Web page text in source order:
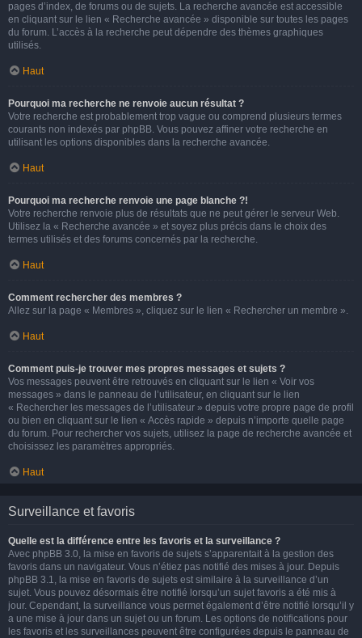
pages d’index, de forums ou de sujets. La recherche avancée est accessible
en cliquant sur le lien « Recherche avancée » disponible sur toutes les pages
du forum. L’accès à la recherche peut dépendre des thèmes graphiques
utilisés.
Haut
Pourquoi ma recherche ne renvoie aucun résultat ?
Votre recherche est probablement trop vague ou comprend plusieurs termes
courants non indexés par phpBB. Vous pouvez affiner votre recherche en
utilisant les options disponibles dans la recherche avancée.
Haut
Pourquoi ma recherche renvoie une page blanche ?!
Votre recherche renvoie plus de résultats que ne peut gérer le serveur Web.
Utilisez la « Recherche avancée » et soyez plus précis dans le choix des
termes utilisés et des forums concernés par la recherche.
Haut
Comment rechercher des membres ?
Allez sur la page « Membres », cliquez sur le lien « Rechercher un membre ».
Haut
Comment puis-je trouver mes propres messages et sujets ?
Vos messages peuvent être retrouvés en cliquant sur le lien « Voir vos
messages » dans le panneau de l’utilisateur, en cliquant sur le lien
« Rechercher les messages de l’utilisateur » depuis votre propre page de profil
ou bien en cliquant sur le lien « Accès rapide » depuis n’importe quelle page
du forum. Pour rechercher vos sujets, utilisez la page de recherche avancée et
choisissez les paramètres appropriés.
Haut
Surveillance et favoris
Quelle est la différence entre les favoris et la surveillance ?
Avec phpBB 3.0, la mise en favoris de sujets s’apparentait à la gestion des
favoris dans un navigateur. Vous n’étiez pas notifié des mises à jour. Depuis
phpBB 3.1, la mise en favoris de sujets est similaire à la surveillance d’un
sujet. Vous pouvez désormais être notifié lorsqu’un sujet favoris a été mis à
jour. Cependant, la surveillance vous permet également d’être notifié lorsqu’il y
a une mise à jour dans un sujet ou un forum. Les options de notifications pour
les favoris et les surveillances peuvent être configurées depuis le panneau de